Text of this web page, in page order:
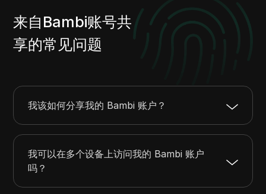
来自Bambi账号共
享的常见问题
我该如何分享我的 Bambi 账户？
我可以在多个设备上访问我的 Bambi 账户
吗？